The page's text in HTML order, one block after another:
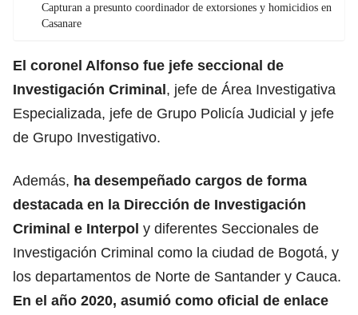
Capturan a presunto coordinador de extorsiones y homicidios en
Casanare
El coronel Alfonso fue jefe seccional de
Investigación Criminal, jefe de Área Investigativa
Especializada, jefe de Grupo Policía Judicial y jefe
de Grupo Investigativo.
Además, ha desempeñado cargos de forma
destacada en la Dirección de Investigación
Criminal e Interpol y diferentes Seccionales de
Investigación Criminal como la ciudad de Bogotá, y
los departamentos de Norte de Santander y Cauca.
En el año 2020, asumió como oficial de enlace